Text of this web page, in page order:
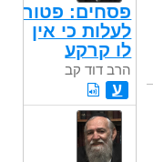
פסחים: פטור
לעלות כי אין
לו קרקע
הרב דוד קב
ע